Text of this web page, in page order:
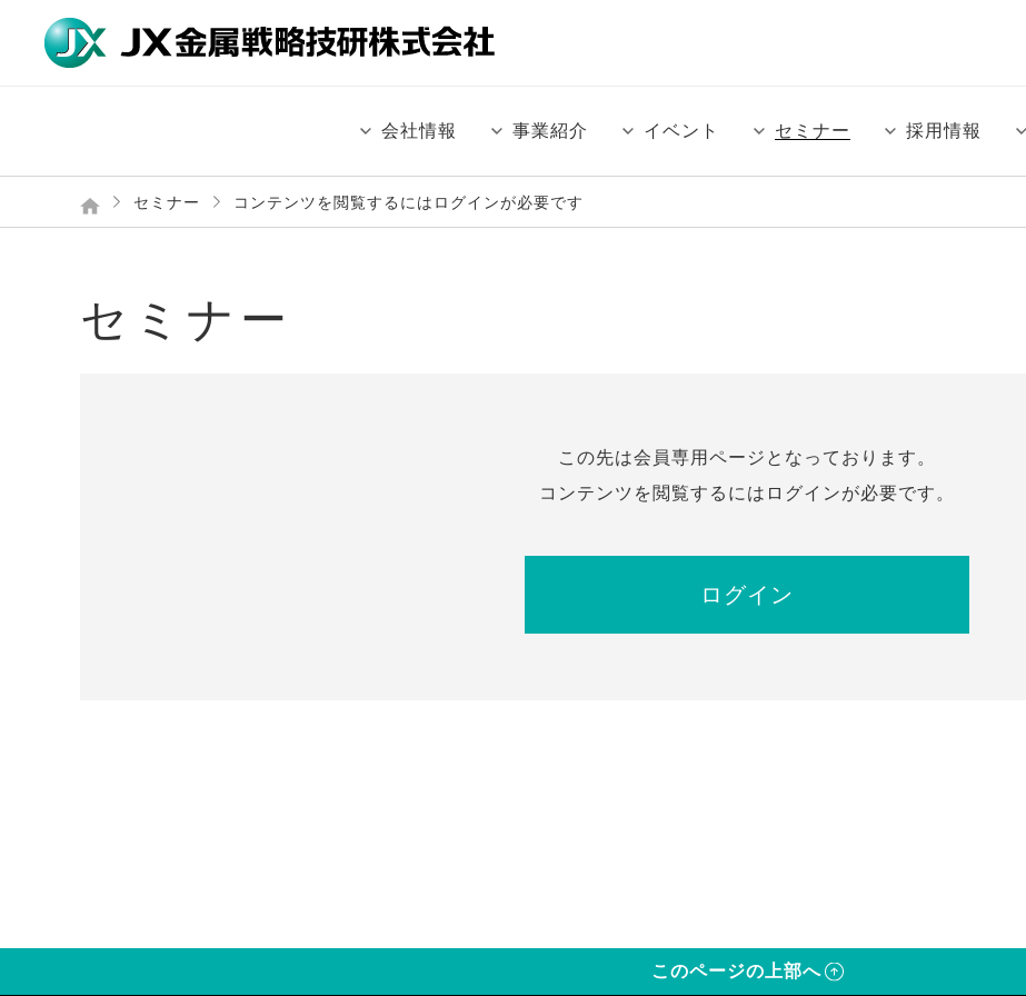
会社情報 事業紹介 イベント セミナー 採用情報
セミナー コンテンツを閲覧するにはログインが必要です
セミナー
この先は会員専⽤ページとなっております。
コンテンツを閲覧するにはログインが必要です。
ログイン
このページの上部へ